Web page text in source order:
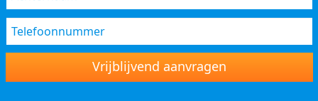
Vrijblijvend aanvragen